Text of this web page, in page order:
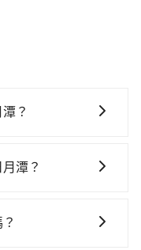
？
搭車前往鄰近市區
潭？
一直到22:50，南